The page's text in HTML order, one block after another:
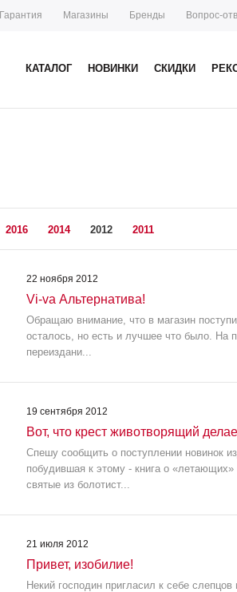
Гарантия Магазины Бренды Вопрос-
КАТАЛОГ НОВИНКИ СКИДКИ
2016 2014 2012 2011
22 ноября 2012
Vi-va Альтернатива!
Обращаю внимание, что в магазин
осталось, но есть и лучшее что было. На
переиздани...
19 сентября 2012
Вот, что крест животворящий
Спешу сообщить о поступлении новинок
побудившая к этому - книга о
святые из болотист...
21 июля 2012
Привет, изобилие!
Некий господин пригласил к себе